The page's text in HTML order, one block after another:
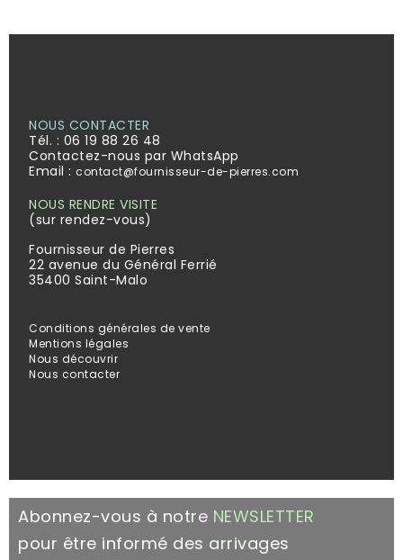
NOUS CONTACTER
Tél. : 06 19 88 26 48
Contactez-nous par WhatsApp
Email : contact@fournisseur-de-pierres.com
NOUS RENDRE VISITE
(sur rendez-vous)
Fournisseur de Pierres
22 avenue du Général Ferrié
35400 Saint-Malo
Conditions générales de vente
Mentions légales
Nous découvrir
Nous contacter
Abonnez-vous à notre NEWSLETTER
pour être informé des arrivages